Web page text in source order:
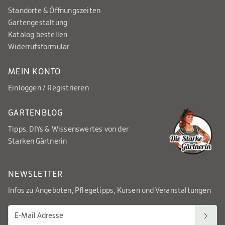
Standorte & Öffnungszeiten
Gartengestaltung
Katalog bestellen
Widerrufsformular
MEIN KONTO
Einloggen / Registrieren
GARTENBLOG
Tipps, DIYs & Wissenswertes von der
Starken Gärtnerin
NEWSLETTER
Infos zu Angeboten, Pflegetipps, Kursen und Veranstaltungen